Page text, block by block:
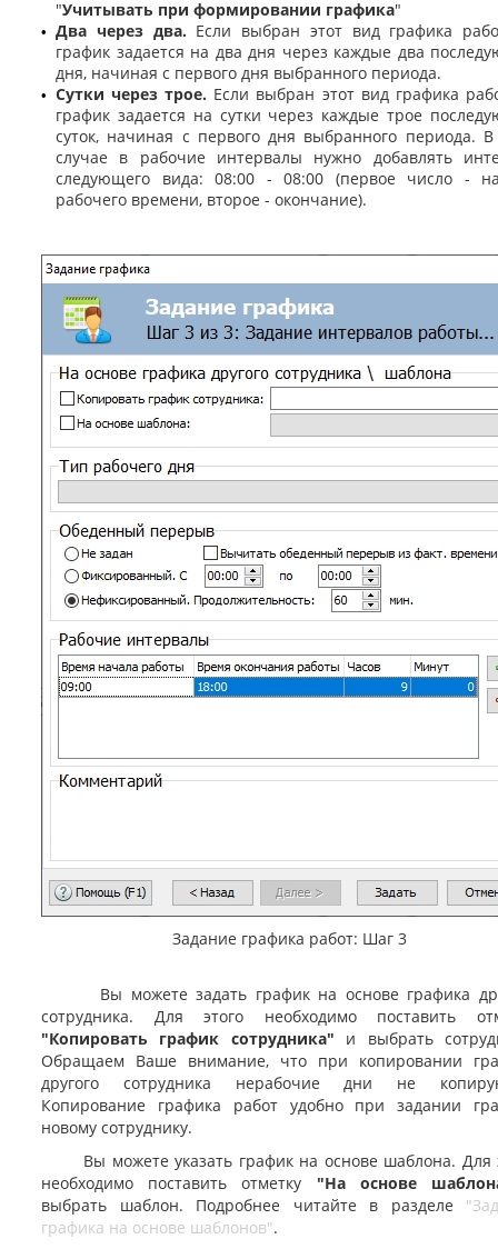
"Учитывать при формировании графика"
• Два через два. Если выбран этот вид графика
график задается на два дня через каждые два
дня, начиная с первого дня выбранного периода.
• Сутки через трое. Если выбран этот вид графика
график задается на сутки через каждые трое
суток, начиная с первого дня выбранного периода. В
случае в рабочие интервалы нужно добавлять
следующего вида: 08:00 - 08:00 (первое число -
рабочего времени, второе - окончание).
Задание графика работ: Шаг 3
Вы можете задать график на основе графика
сотрудника. Для этого необходимо поставить
"Копировать график сотрудника" и выбрать
Обращаем Ваше внимание, что при копировании
другого сотрудника нерабочие дни не
Копирование графика работ удобно при задании
новому сотруднику.
Вы можете указать график на основе шаблона. Для
необходимо поставить отметку "На основе
выбрать шаблон. Подробнее читайте в разделе
графика на основе шаблонов".